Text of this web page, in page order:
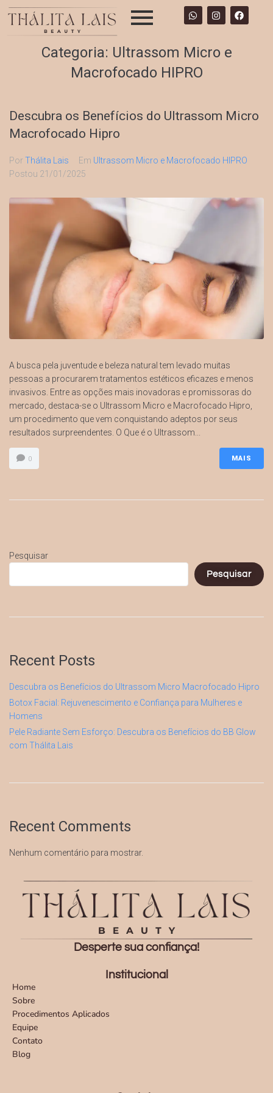
Categoria: Ultrassom Micro e
Macrofocado HIPRO
Descubra os Benefícios do Ultrassom Micro
Macrofocado Hipro
PorThálita Lais Em Ultrassom Micro e Macrofocado HIPRO
Postou 21/01/2025
A busca pela juventude e beleza natural tem levado muitas
pessoas a procurarem tratamentos estéticos eficazes e menos
invasivos. Entre as opções mais inovadoras e promissoras do
mercado, destaca-se o Ultrassom Micro e Macrofocado Hipro,
um procedimento que vem conquistando adeptos por seus
resultados surpreendentes. O Que é o Ultrassom...
0 MAIS
Pesquisar
Pesquisar
Recent Posts
Descubra os Benefícios do Ultrassom Micro Macrofocado Hipro
Botox Facial: Rejuvenescimento e Confiança para Mulheres e
Homens
Pele Radiante Sem Esforço: Descubra os Benefícios do BB Glow
com Thálita Lais
Recent Comments
Nenhum comentário para mostrar.
Desperte sua confiança!
Institucional
Home
Sobre
Procedimentos Aplicados
Equipe
Contato
Blog